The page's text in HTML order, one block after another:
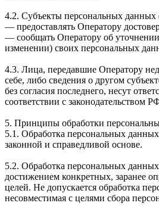
4.2. Субъекты персональных данных
— предоставлять Оператору
— сообщать Оператору об
изменении) своих персональных
4.3. Лица, передавшие Оператору
себе, либо сведения о другом
без согласия последнего, несут
соответствии с законодательством
5. Принципы обработки
5.1. Обработка персональных данных
законной и справедливой основе.
5.2. Обработка персональных
достижением конкретных, заранее
целей. Не допускается обработка
несовместимая с целями сбора